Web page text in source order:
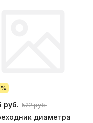
руб. 522 руб.
диаметра